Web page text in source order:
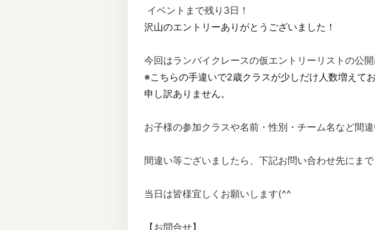
イベントまで残り3日！
沢山のエントリーありがとうございました！
今回はランバイクレースの仮エントリーリストの公開
※こちらの手違いで2歳クラスが少しだけ人数増えてお
申し訳ありません。
お子様の参加クラスや名前・性別・チーム名など間
間違い等ございましたら、下記お問い合わせ先にまで
当日は皆様宜しくお願いします(^^
【お問合せ】